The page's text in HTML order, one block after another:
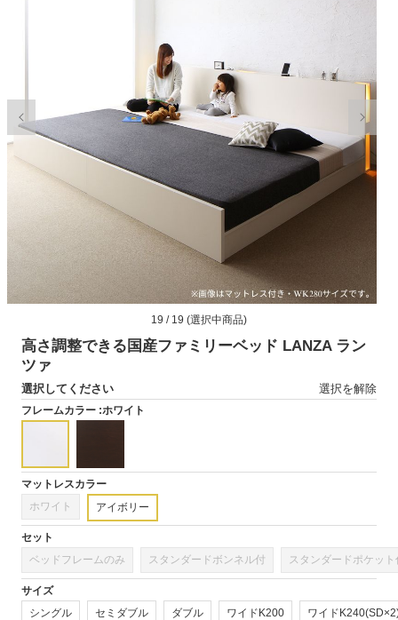
19 / 19 (選択中商品)
高さ調整できる国産ファミリーベッド LANZA ラン
ツァ
選択してください 選択を解除
フレームカラー :ホワイト
マットレスカラー
ホワイト
アイボリー
セット
ベッドフレームのみ
スタンダードボンネル付 スタンダードポケット
サイズ
シングル
セミダブル ダブル ワイドK200 ワイド